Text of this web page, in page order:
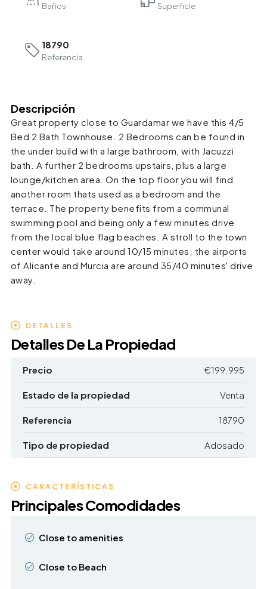
Baños
18790
Referencia
Descripción
Great property close to Guardamar we have this 4/5
Bed 2 Bath Townhouse. 2 Bedrooms can be found in
the under build with a large bathroom, with Jacuzzi
bath. A further 2 bedrooms upstairs, plus a large
lounge/kitchen area. On the top floor you will find
another room thats used as a bedroom and the
terrace. The property benefits from a communal
swimming pool and being only a few minutes drive
from the local blue flag beaches. A stroll to the town
center would take around 10/15 minutes; the airports
of Alicante and Murcia are around 35/40 minutes' drive
away.
DETALLES
Detalles De La Propiedad
Precio €199.995
Estado de la propiedad Venta
Referencia 18790
Tipo de propiedad Adosado
CARACTERÍSTICAS
Principales Comodidades
Close to amenities
Close to Beach